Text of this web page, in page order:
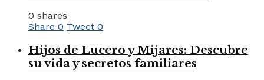
0 shares
Share 0 Tweet 0
Hijos de Lucero y Mijares: Descubre
su vida y secretos familiares